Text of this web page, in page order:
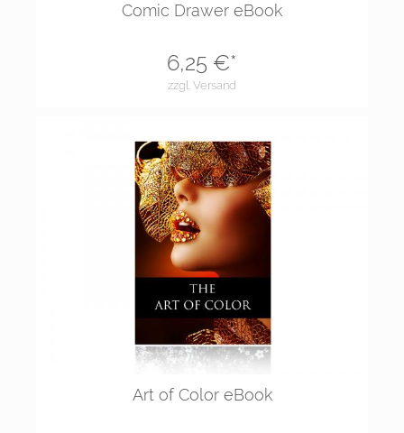
Comic Drawer eBook
zzgl. Versand
6,25 €*
Art of Color eBook